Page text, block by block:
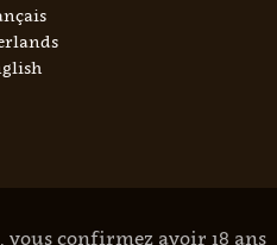
confirmez avoir 18 ans